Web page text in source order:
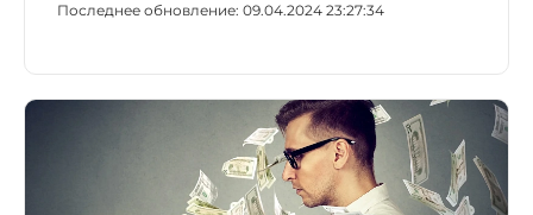
Последнее обновление: 09.04.2024 23:27:34